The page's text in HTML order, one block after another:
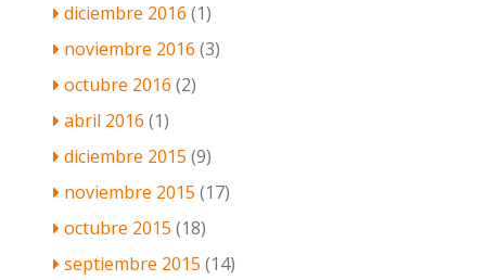
diciembre 2016 (1)
noviembre 2016 (3)
octubre 2016 (2)
abril 2016 (1)
diciembre 2015 (9)
noviembre 2015 (17)
octubre 2015 (18)
septiembre 2015 (14)